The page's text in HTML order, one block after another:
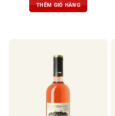
hậu vị kéo dài nhẹ nhàng
THÊM GIỎ HÀNG